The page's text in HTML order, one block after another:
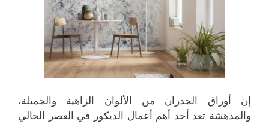
إن أوراق الجدران من الألوان الزاهية والجميلة،
والمدهشة تعد أحد أهم أعمال الديكور في العصر الحالي